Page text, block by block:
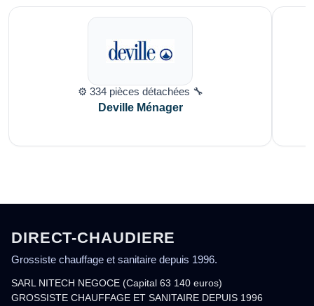
⚙️ 334 pièces détachées 🔧
Deville Ménager
DIRECT-CHAUDIERE
Grossiste chauffage et sanitaire depuis 1996.
SARL NITECH NEGOCE (Capital 63 140 euros)
GROSSISTE CHAUFFAGE ET SANITAIRE DEPUIS 1996